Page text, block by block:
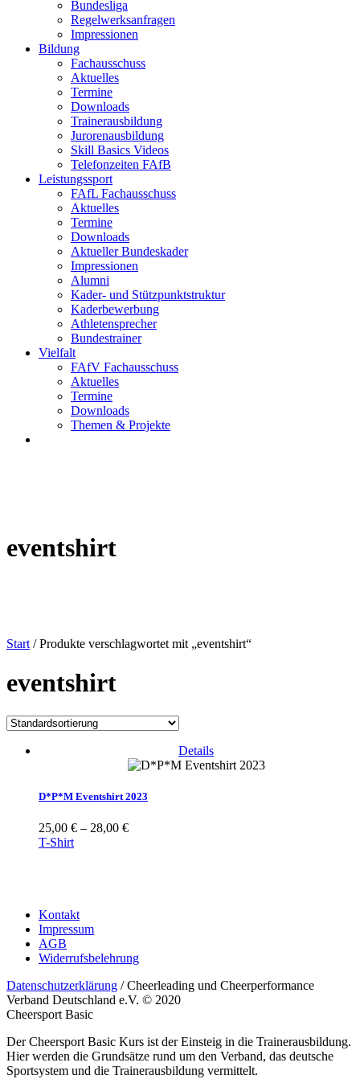
Bundesliga
Regelwerksanfragen
Impressionen
Bildung
Fachausschuss
Aktuelles
Termine
Downloads
Trainerausbildung
Jurorenausbildung
Skill Basics Videos
Telefonzeiten FAfB
Leistungssport
FAfL Fachausschuss
Aktuelles
Termine
Downloads
Aktueller Bundeskader
Impressionen
Alumni
Kader- und Stützpunktstruktur
Kaderbewerbung
Athletensprecher
Bundestrainer
Vielfalt
FAfV Fachausschuss
Aktuelles
Termine
Downloads
Themen & Projekte
eventshirt
Start / Produkte verschlagwortet mit „eventshirt“
eventshirt
Details
D*P*M Eventshirt 2023
25,00 € – 28,00 €
T-Shirt
Kontakt
Impressum
AGB
Widerrufsbelehrung
Datenschutzerklärung / Cheerleading und Cheerperformance
Verband Deutschland e.V. © 2020
Cheersport Basic
Der Cheersport Basic Kurs ist der Einsteig in die Trainerausbildung.
Hier werden die Grundsätze rund um den Verband, das deutsche
Sportsystem und die Trainerausbildung vermittelt.